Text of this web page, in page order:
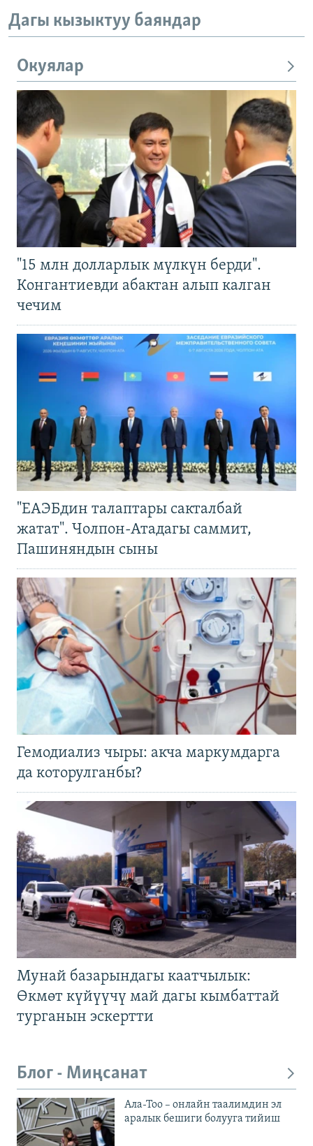
Дагы кызыктуу баяндар
Окуялар
"15 млн долларлык мүлкүн берди".
Конгантиевди абактан алып калган
чечим
"ЕАЭБдин талаптары сакталбай
жатат". Чолпон-Атадагы саммит,
Пашиняндын сыны
Гемодиализ чыры: акча маркумдарга
да которулганбы?
Мунай базарындагы каатчылык:
Өкмөт күйүүчү май дагы кымбаттай
турганын эскертти
Блог - Миңсанат
Ала-Тоо – онлайн таалимдин эл
аралык бешиги болууга тийиш